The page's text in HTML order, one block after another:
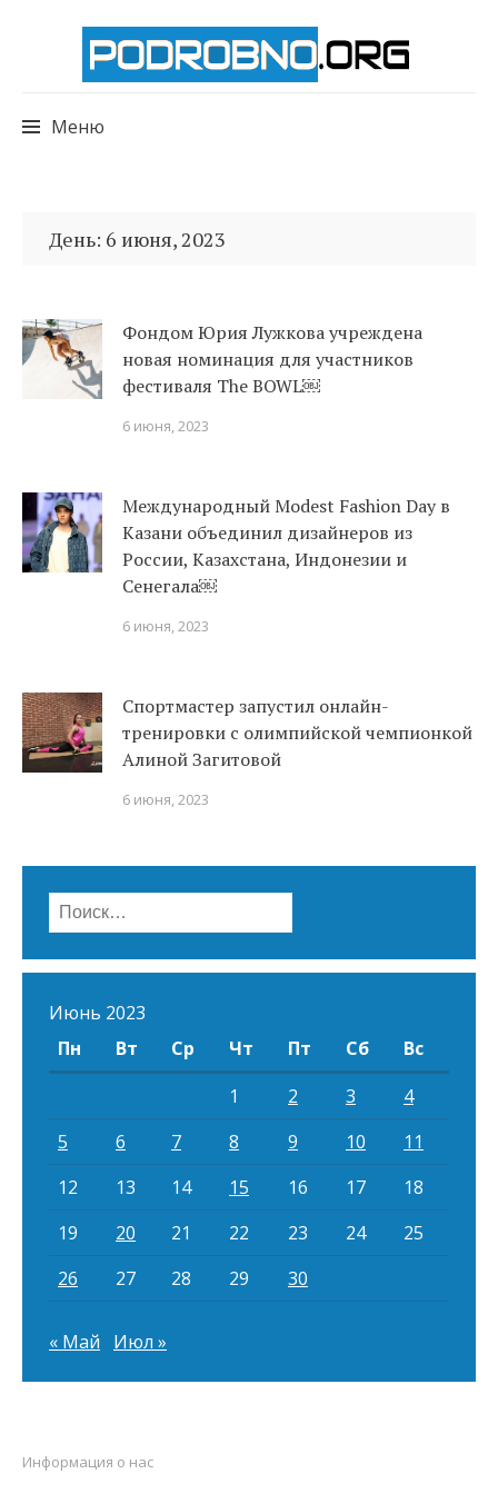
Меню
к
День: 6 июня, 2023
Фондом Юрия Лужкова учреждена
новая номинация для участников
фестиваля The BOWL￼
6 июня, 2023
Международный Modest Fashion Day в
Казани объединил дизайнеров из
России, Казахстана, Индонезии и
Сенегала￼
6 июня, 2023
Спортмастер запустил онлайн-
тренировки с олимпийской чемпионкой
Алиной Загитовой
6 июня, 2023
Найти:
Июнь 2023
Пн
Вт Ср Чт Пт Сб
Вс
1
2 3
4
5
6 7 8 9 10
11
12
13 14 15 16 17
18
19
20 21 22 23 24
25
26
27 28 29 30
« Май Июл »
Информация о нас